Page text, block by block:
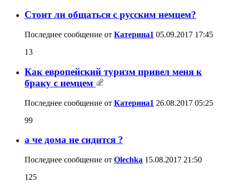
Стоит ли общаться с русским немцем?
Последнее сообщение от Катерина1 05.09.2017 17:45
13
Как европейский туризм привел меня к
браку с немцем
Последнее сообщение от Катерина1 26.08.2017 05:25
99
а че дома не сидится ?
Последнее сообщение от Olechka 15.08.2017 21:50
125